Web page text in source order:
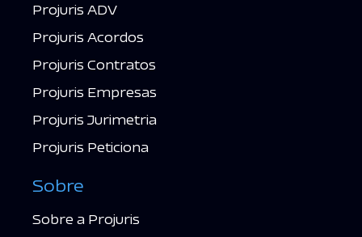
Projuris ADV
Projuris Acordos
Projuris Contratos
Projuris Empresas
Projuris Jurimetria
Projuris Peticiona
Sobre
Sobre a Projuris